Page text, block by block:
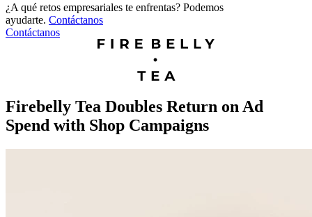
¿A qué retos empresariales te enfrentas? Podemos
ayudarte. Contáctanos
Contáctanos
Firebelly Tea Doubles Return on Ad
Spend with Shop Campaigns